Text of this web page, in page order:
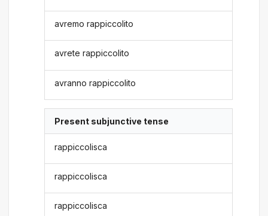
avremo rappiccolito
avrete rappiccolito
avranno rappiccolito
Present subjunctive tense
rappiccolisca
rappiccolisca
rappiccolisca